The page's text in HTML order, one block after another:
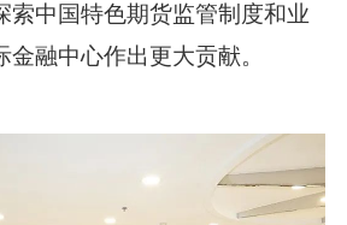
索中国特色期货监管制度和业
融中心作出更大贡献。